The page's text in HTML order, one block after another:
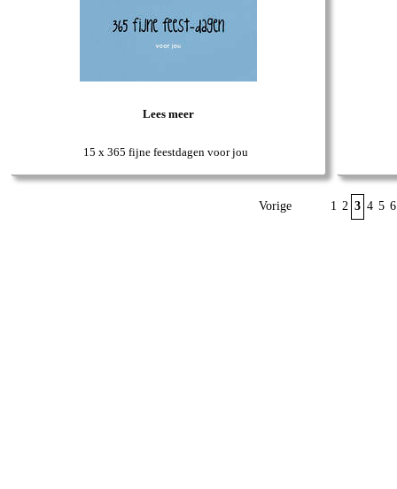
Lees meer
15 x 365 fijne feestdagen voor jou
Vorige 1 2 3 4 5 6